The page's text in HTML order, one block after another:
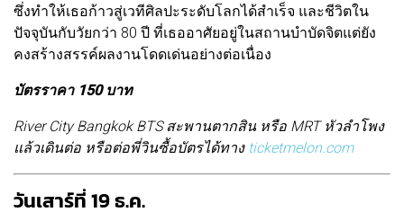
ซึ่งทำให้เธอก้าวสู่เวทีศิลปะระดับโลกได้สำเร็จ และชีวิตใน
ปัจจุบันกับวัยกว่า 80 ปี ที่เธออาศัยอยู่ในสถานบำบัดจิตแต่ยัง
คงสร้างสรรค์ผลงานโดดเด่นอย่างต่อเนื่อง
บัตรราคา 150 บาท
River City Bangkok BTS สะพานตากสิน หรือ MRT หัวลำโพง
แล้วเดินต่อ หรือต่อพี่วินซื้อบัตรได้ทาง ticketmelon.com
วันเสาร์ที่ 19 ธ.ค.